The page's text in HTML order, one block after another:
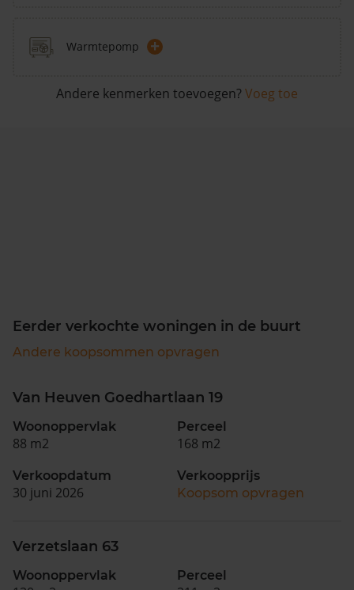
Warmtepomp +
Andere kenmerken toevoegen? Voeg toe
Eerder verkochte woningen in de buurt
Andere koopsommen opvragen
Van Heuven Goedhartlaan 19
Woonoppervlak
88 m2
Perceel
168 m2
Verkoopdatum
30 juni 2026
Verkoopprijs
Koopsom opvragen
Verzetslaan 63
Woonoppervlak Perceel